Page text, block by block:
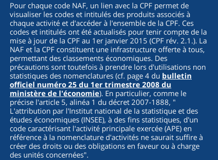
Pour chaque code NAF, un lien avec la CPF permet de
visualiser les codes et intitulés des produits associés à
chaque activité et d'accéder à l'ensemble de la CPF. Ces
codes et intitulés ont été actualisés pour tenir compte de la
mise à jour de la CPF au 1er janvier 2015 (CPF rév. 2.1.). La
NAF et la CPF constituent une infrastructure offerte à tous,
permettant des classements économiques. Des
précautions sont toutefois à prendre lors d'utilisations non
statistiques des nomenclatures (cf. page 4 du bulletin
officiel numéro 25 du 1er trimestre 2008 du
ministère de l'économie). En particulier, comme le
précise l'article 5, alinéa 1 du décret 2007-1888, "
L'attribution par l'Institut national de la statistique et des
études économiques (INSEE), à des fins statistiques, d'un
code caractérisant l'activité principale exercée (APE) en
référence à la nomenclature d'activités ne saurait suffire à
créer des droits ou des obligations en faveur ou à charge
des unités concernées".